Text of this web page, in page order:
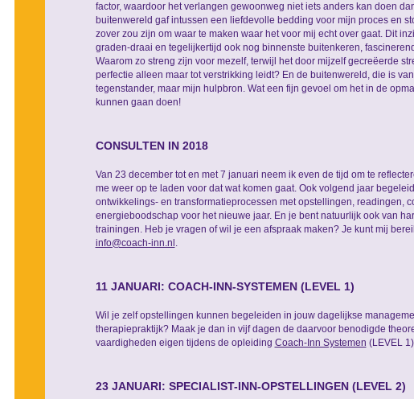
factor, waardoor het verlangen gewoonweg niet iets anders kan doen
buitenwereld gaf intussen een liefdevolle bedding voor mijn proces en
zover zou zijn om waar te maken waar het voor mij echt over gaat. Dit
graden-draai en tegelijkertijd ook nog binnenste buitenkeren,
Waarom zo streng zijn voor mezelf, terwijl het door mijzelf gecreëerde
perfectie alleen maar tot verstrikking leidt? En de buitenwereld, die is
tegenstander, maar mijn hulpbron. Wat een fijn gevoel om het in de
kunnen gaan doen!
CONSULTEN IN 2018
Van 23 december tot en met 7 januari neem ik even de tijd om te
me weer op te laden voor dat wat komen gaat. Ook volgend jaar
ontwikkelings- en transformatieprocessen met opstellingen, readingen,
energieboodschap voor het nieuwe jaar. En je bent natuurlijk ook van
trainingen. Heb je vragen of wil je een afspraak maken? Je kunt mij
info@coach-inn.nl .
11 JANUARI: COACH-INN-SYSTEMEN (LEVEL 1)
Wil je zelf opstellingen kunnen begeleiden in jouw dagelijkse
therapiepraktijk? Maak je dan in vijf dagen de daarvoor benodigde
vaardigheden eigen tijdens de opleiding Coach-Inn Systemen (LEVEL
23 JANUARI: SPECIALIST-INN-OPSTELLINGEN (LEVEL 2)